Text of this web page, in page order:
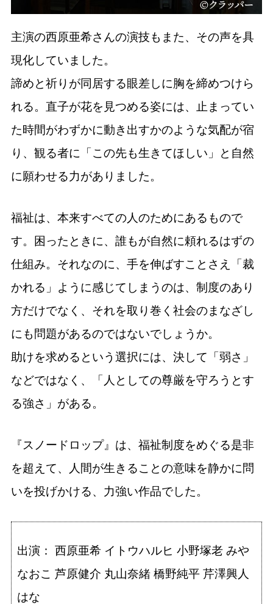
主演の西原亜希さんの演技もまた、その声を具
現化していました。
諦めと祈りが同居する眼差しに胸を締めつけら
れる。直子が花を見つめる姿には、止まってい
た時間がわずかに動き出すかのような気配が宿
り、観る者に「この先も生きてほしい」と自然
に願わせる力がありました。
福祉は、本来すべての人のためにあるもので
す。困ったときに、誰もが自然に頼れるはずの
仕組み。それなのに、手を伸ばすことさえ「裁
かれる」ように感じてしまうのは、制度のあり
方だけでなく、それを取り巻く社会のまなざし
にも問題があるのではないでしょうか。
助けを求めるという選択には、決して「弱さ」
などではなく、「人としての尊厳を守ろうとす
る強さ」がある。
『スノードロップ』は、福祉制度をめぐる是非
を超えて、人間が生きることの意味を静かに問
いを投げかける、力強い作品でした。
出演： 西原亜希 イトウハルヒ 小野塚老 みや
なおこ 芦原健介 丸山奈緒 橋野純平 芹澤興人
はな